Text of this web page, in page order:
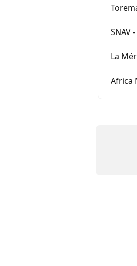
SNAV
La
Africa